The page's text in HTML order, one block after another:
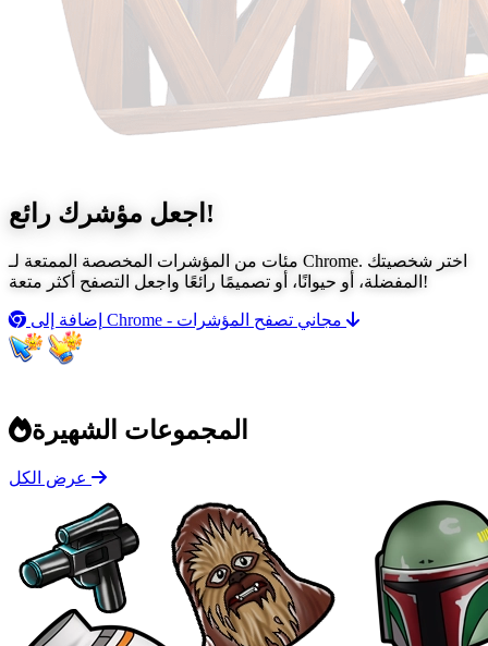
اجعل مؤشرك رائع!
مئات من المؤشرات المخصصة الممتعة لـ Chrome. اختر شخصيتك
المفضلة، أو حيوانًا، أو تصميمًا رائعًا واجعل التصفح أكثر متعة!
إضافة إلى Chrome - مجاني
المجموعات الشهيرة